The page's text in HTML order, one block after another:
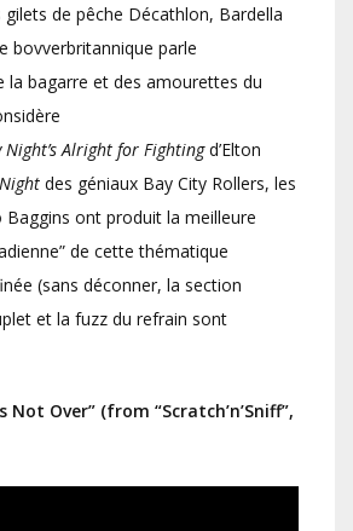
de pêche Décathlon, Bardella
bovverbritannique parle
la bagarre et des amourettes du
Night’s Alright for Fightingd’Elton
Night des géniaux Bay City Rollers, les
Baggins ont produit la meilleure
de cette thématique
(sans déconner, la section
et la fuzz du refrain sont
Not Over” (from “Scratch’n’Sniff”,